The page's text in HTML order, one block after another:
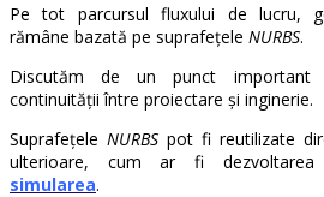
Pe tot parcursul fluxului de lucru,
rămâne bazată pe suprafețele NURBS.
Discutăm de un punct important
continuității între proiectare și inginerie.
Suprafețele NURBSpot fi reutilizate
ulterioare, cum ar fi dezvoltarea
simularea.